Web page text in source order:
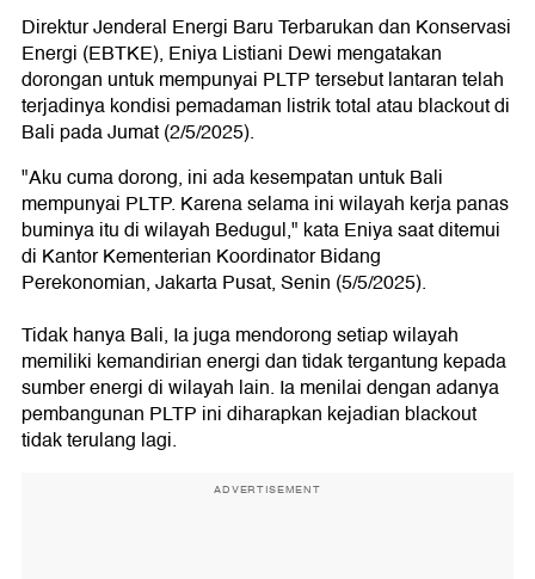
Direktur Jenderal Energi Baru Terbarukan dan Konservasi
Energi (EBTKE), Eniya Listiani Dewi mengatakan
dorongan untuk mempunyai PLTP tersebut lantaran telah
terjadinya kondisi pemadaman listrik total atau blackout di
Bali pada Jumat (2/5/2025).
"Aku cuma dorong, ini ada kesempatan untuk Bali
mempunyai PLTP. Karena selama ini wilayah kerja panas
buminya itu di wilayah Bedugul," kata Eniya saat ditemui
di Kantor Kementerian Koordinator Bidang
Perekonomian, Jakarta Pusat, Senin (5/5/2025).
Tidak hanya Bali, Ia juga mendorong setiap wilayah
memiliki kemandirian energi dan tidak tergantung kepada
sumber energi di wilayah lain. Ia menilai dengan adanya
pembangunan PLTP ini diharapkan kejadian blackout
tidak terulang lagi.
ADVERTISEMENT